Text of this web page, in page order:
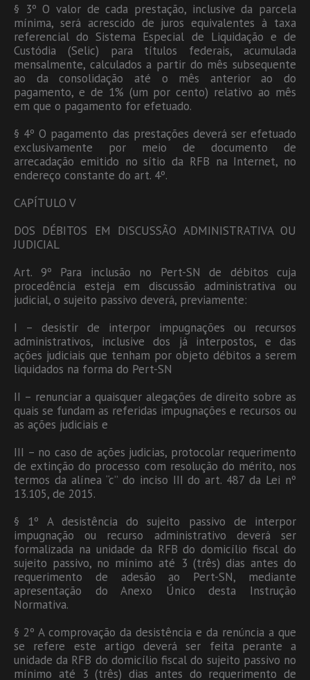
§ 3º O valor de cada prestação, inclusive da parcela
mínima, será acrescido de juros equivalentes à taxa
referencial do Sistema Especial de Liquidação e de
Custódia (Selic) para títulos federais, acumulada
mensalmente, calculados a partir do mês subsequente
ao da consolidação até o mês anterior ao do
pagamento, e de 1% (um por cento) relativo ao mês
em que o pagamento for efetuado.
§ 4º O pagamento das prestações deverá ser efetuado
exclusivamente por meio de documento de
arrecadação emitido no sítio da RFB na Internet, no
endereço constante do art. 4º.
CAPÍTULO V
DOS DÉBITOS EM DISCUSSÃO ADMINISTRATIVA OU
JUDICIAL
Art. 9º Para inclusão no Pert-SN de débitos cuja
procedência esteja em discussão administrativa ou
judicial, o sujeito passivo deverá, previamente:
I – desistir de interpor impugnações ou recursos
administrativos, inclusive dos já interpostos, e das
ações judiciais que tenham por objeto débitos a serem
liquidados na forma do Pert-SN
II – renunciar a quaisquer alegações de direito sobre as
quais se fundam as referidas impugnações e recursos ou
as ações judiciais e
III – no caso de ações judicias, protocolar requerimento
de extinção do processo com resolução do mérito, nos
termos da alínea “c” do inciso III do art. 487 da Lei nº
13.105, de 2015.
§ 1º A desistência do sujeito passivo de interpor
impugnação ou recurso administrativo deverá ser
formalizada na unidade da RFB do domicílio fiscal do
sujeito passivo, no mínimo até 3 (três) dias antes do
requerimento de adesão ao Pert-SN, mediante
apresentação do Anexo Único desta Instrução
Normativa.
§ 2º A comprovação da desistência e da renúncia a que
se refere este artigo deverá ser feita perante a
unidade da RFB do domicílio fiscal do sujeito passivo no
mínimo até 3 (três) dias antes do requerimento de